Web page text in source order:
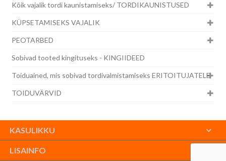
Kõik vajalik tordi kaunistamiseks/ TORDIKAUNISTUSED
KÜPSETAMISEKS VAJALIK
PEOTARBED
Sobivad tooted kingituseks - KINGIIDEED
Toiduained, mis sobivad tordivalmistamiseks ERITOITUJATELE
TOIDUVÄRVID
KASULIKKU
LISAINFO